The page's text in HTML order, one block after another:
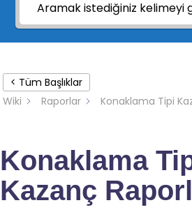
< Tüm Başlıklar
Wiki
Raporlar Konaklama Tipi
Konaklama
Kazanç